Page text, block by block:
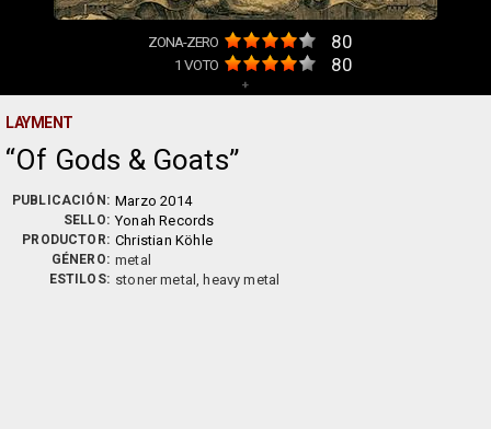
ZONA-ZERO 80
1 VOTO 80
+
LAYMENT
Of Gods & Goats
PUBLICACIÓN: Marzo 2014
SELLO: Yonah Records
PRODUCTOR: Christian Köhle
GÉNERO: metal
ESTILOS: stoner metal, heavy metal